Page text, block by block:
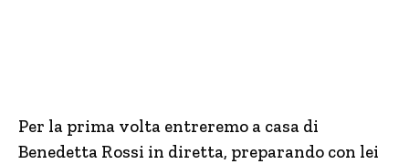
Per la prima volta entreremo a casa di
Benedetta Rossi in diretta, preparando con lei